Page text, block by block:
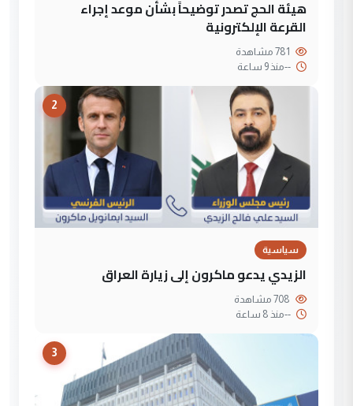
هيئة الحج تصدر توضيحاً بشأن موعد إجراء
القرعة الإلكترونية
--منذ 9 ساعة
2
سياسية
الزيدي يدعو ماكرون إلى زيارة العراق
--منذ 8 ساعة
3